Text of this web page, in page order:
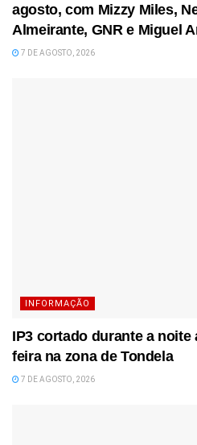
agosto, com Mizzy Miles,
Almeirante, GNR e Miguel
7 DE AGOSTO, 2026
INFORMAÇÃO
IP3 cortado durante a noite
feira na zona de Tondela
7 DE AGOSTO, 2026